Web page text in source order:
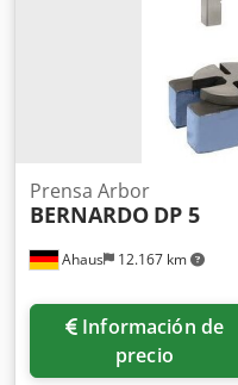
Ahaus 12.167 km
Prensa Arbor
BERNARDO DP 5
Información de
precio